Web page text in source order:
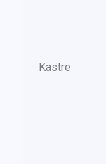
Kastre